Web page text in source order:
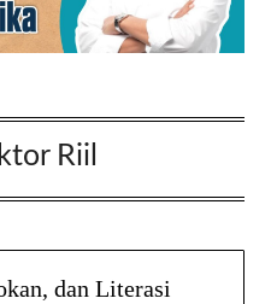
Riil
dan Literasi